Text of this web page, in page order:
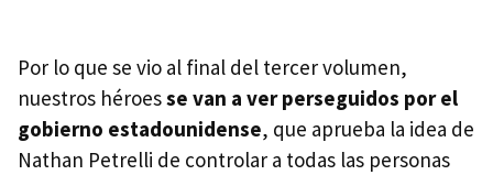
Por lo que se vio al final del tercer volumen,
nuestros héroesse van a ver perseguidos por el
gobierno estadounidense, que aprueba la idea de
Nathan Petrelli de controlar a todas las personas